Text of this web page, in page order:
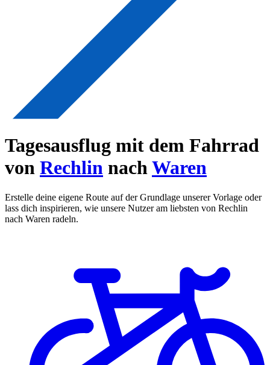
Tagesausflug mit dem Fahrrad
von Rechlin nach Waren
Erstelle deine eigene Route auf der Grundlage unserer Vorlage oder
lass dich inspirieren, wie unsere Nutzer am liebsten von Rechlin
nach Waren radeln.